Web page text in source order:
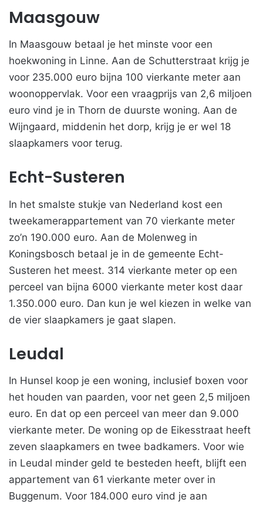
Maasgouw
In Maasgouw betaal je het minste voor een
hoekwoning in Linne. Aan de Schutterstraat krijg je
voor 235.000 euro bijna 100 vierkante meter aan
woonoppervlak. Voor een vraagprijs van 2,6 miljoen
euro vind je in Thorn de duurste woning. Aan de
Wijngaard, middenin het dorp, krijg je er wel 18
slaapkamers voor terug.
Echt-Susteren
In het smalste stukje van Nederland kost een
tweekamerappartement van 70 vierkante meter
zo’n 190.000 euro. Aan de Molenweg in
Koningsbosch betaal je in de gemeente Echt-
Susteren het meest. 314 vierkante meter op een
perceel van bijna 6000 vierkante meter kost daar
1.350.000 euro. Dan kun je wel kiezen in welke van
de vier slaapkamers je gaat slapen.
Leudal
In Hunsel koop je een woning, inclusief boxen voor
het houden van paarden, voor net geen 2,5 miljoen
euro. En dat op een perceel van meer dan 9.000
vierkante meter. De woning op de Eikesstraat heeft
zeven slaapkamers en twee badkamers. Voor wie
in Leudal minder geld te besteden heeft, blijft een
appartement van 61 vierkante meter over in
Buggenum. Voor 184.000 euro vind je aan